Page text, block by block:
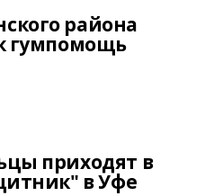
района
гумпомощь
приходят в
в Уфе